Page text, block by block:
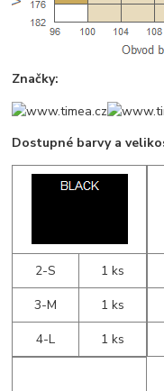
Značky:
Dostupné barvy a
2-S
1 ks
3-M
1 ks
4-L
1 ks